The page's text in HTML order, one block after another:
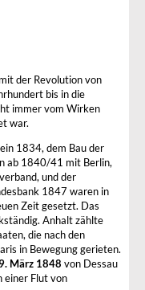
der Revolution von
bis in die
immer vom Wirken
war.
1834, dem Bau der
ab 1840/41 mit Berlin,
und der
1847 waren in
Zeit gesetzt. Das
Anhalt zählte
die nach den
in Bewegung gerieten.
März 1848 von Dessau
einer Flut von